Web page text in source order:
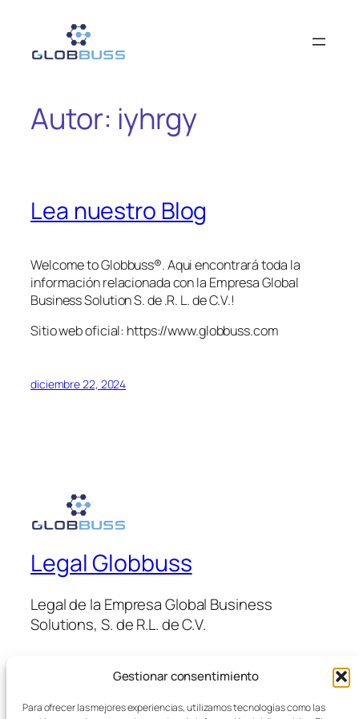
Gestionar consentimiento
Para ofrecer las mejores experiencias, utilizamos tecnologías como las
contenido
Autor: iyhrgy
Lea nuestro Blog
Welcome to Globbuss®. Aqui encontrará toda la
información relacionada con la Empresa Global
Business Solution S. de .R. L. de C.V.!
Sitio web oficial: https://www.globbuss.com
diciembre 22, 2024
Legal Globbuss
Legal de la Empresa Global Business
Solutions, S. de R.L. de C.V.
Acerca de
Eventos
Tienda